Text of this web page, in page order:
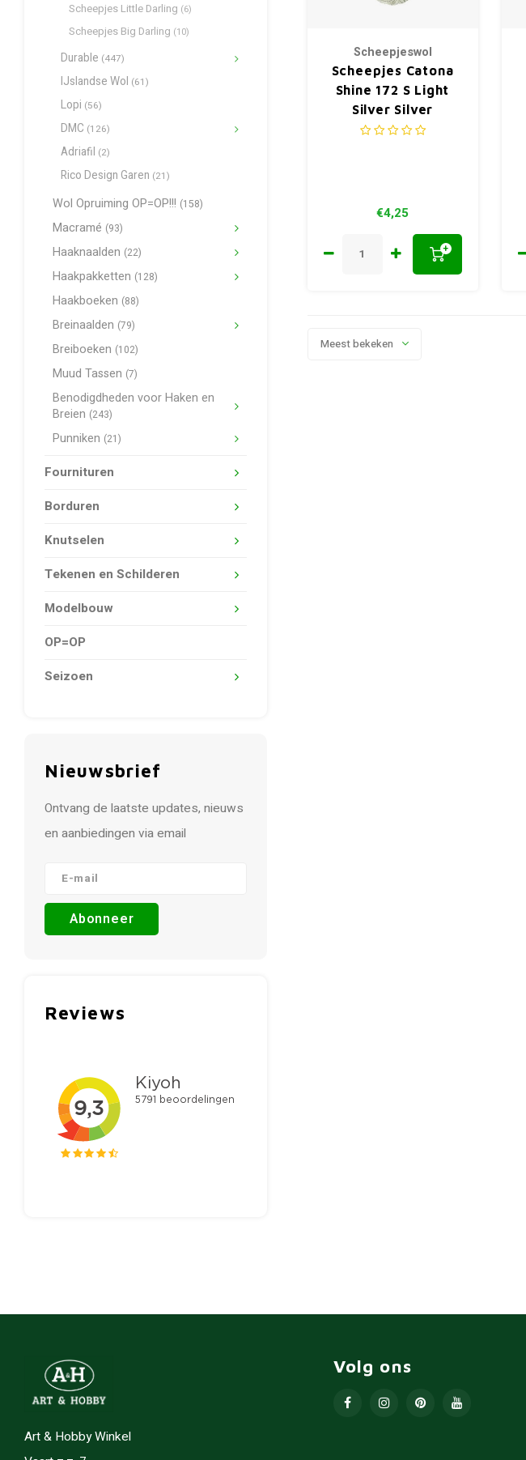
Scheepjes Little Darling (6)
Scheepjes Big Darling (10)
Durable (447)
IJslandse Wol (61)
Lopi (56)
DMC (126)
Adriafil (2)
Rico Design Garen (21)
Wol Opruiming OP=OP!!! (158)
Macramé (93)
Haaknaalden (22)
Haakpakketten (128)
Haakboeken (88)
Breinaalden (79)
Breiboeken (102)
Muud Tassen (7)
Benodigdheden voor Haken en
Breien (243)
Punniken (21)
Fournituren
Borduren
Knutselen
Tekenen en Schilderen
Modelbouw
OP=OP
Seizoen
Nieuwsbrief
Ontvang de laatste updates, nieuws
en aanbiedingen via email
Abonneer
Reviews
Scheepjeswol
Scheepjes Catona
Shine 172 S Light
Silver Silver
€4,25
+
Meest bekeken
Art & Hobby Winkel
Volg ons